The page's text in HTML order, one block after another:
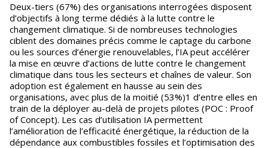
Deux-tiers (67%) des organisations interrogées disposent
d’objectifs à long terme dédiés à la lutte contre le
changement climatique. Si de nombreuses technologies
ciblent des domaines précis comme le captage du carbone
ou les sources d’énergie renouvelables, l’IA peut accélérer
la mise en œuvre d’actions de lutte contre le changement
climatique dans tous les secteurs et chaînes de valeur. Son
adoption est également en hausse au sein des
organisations, avec plus de la moitié (53%)1 d’entre elles en
train de la déployer au-delà de projets pilotes (POC : Proof
of Concept). Les cas d’utilisation IA permettent
l’amélioration de l’efficacité énergétique, la réduction de la
dépendance aux combustibles fossiles et l’optimisation des